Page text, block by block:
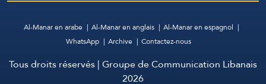
Al-Manar en arabe Al-Manar en anglais
Al-Manar en espagnol
WhatsApp
Archive Contactez-nous
Tous droits réservés | Groupe de Communication Libanais
2026